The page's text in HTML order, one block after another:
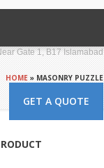
Gate 1, B17 Islamabad
GET A QUOTE
HOME » MASONRY PUZZLE